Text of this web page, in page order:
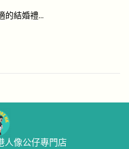
的結婚禮…
人像公仔專門店